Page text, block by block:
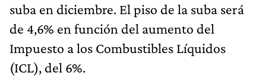
suba en diciembre. El piso de la suba será
de 4,6% en función del aumento del
Impuesto a los Combustibles Líquidos
(ICL), del 6%.